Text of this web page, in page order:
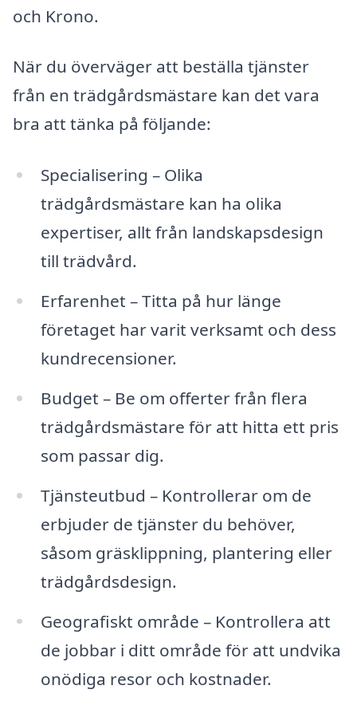
och Krono.
När du överväger att beställa tjänster
från en trädgårdsmästare kan det vara
bra att tänka på följande:
Specialisering – Olika
trädgårdsmästare kan ha olika
expertiser, allt från landskapsdesign
till trädvård.
Erfarenhet – Titta på hur länge
företaget har varit verksamt och dess
kundrecensioner.
Budget – Be om offerter från flera
trädgårdsmästare för att hitta ett pris
som passar dig.
Tjänsteutbud – Kontrollerar om de
erbjuder de tjänster du behöver,
såsom gräsklippning, plantering eller
trädgårdsdesign.
Geografiskt område – Kontrollera att
de jobbar i ditt område för att undvika
onödiga resor och kostnader.